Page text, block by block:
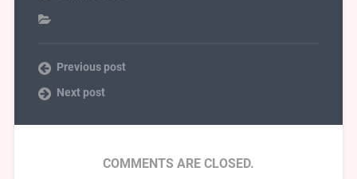
Previous post
Next post
COMMENTS ARE CLOSED.